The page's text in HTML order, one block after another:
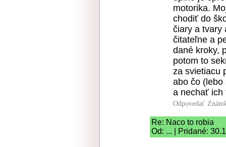
motorika.
chodiť do
čiary a tvary
čitateľne a
dané kroky,
potom to
za svietiacu
abo čo (lebo
a nechať ich
Odpovedať
Re: Naco to robia
Od: ... | Pridané: